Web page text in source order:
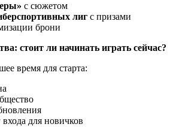
с сюжетом
лиг с призами
брони
стоит ли начинать играть сейчас?
время для старта:
для новичков